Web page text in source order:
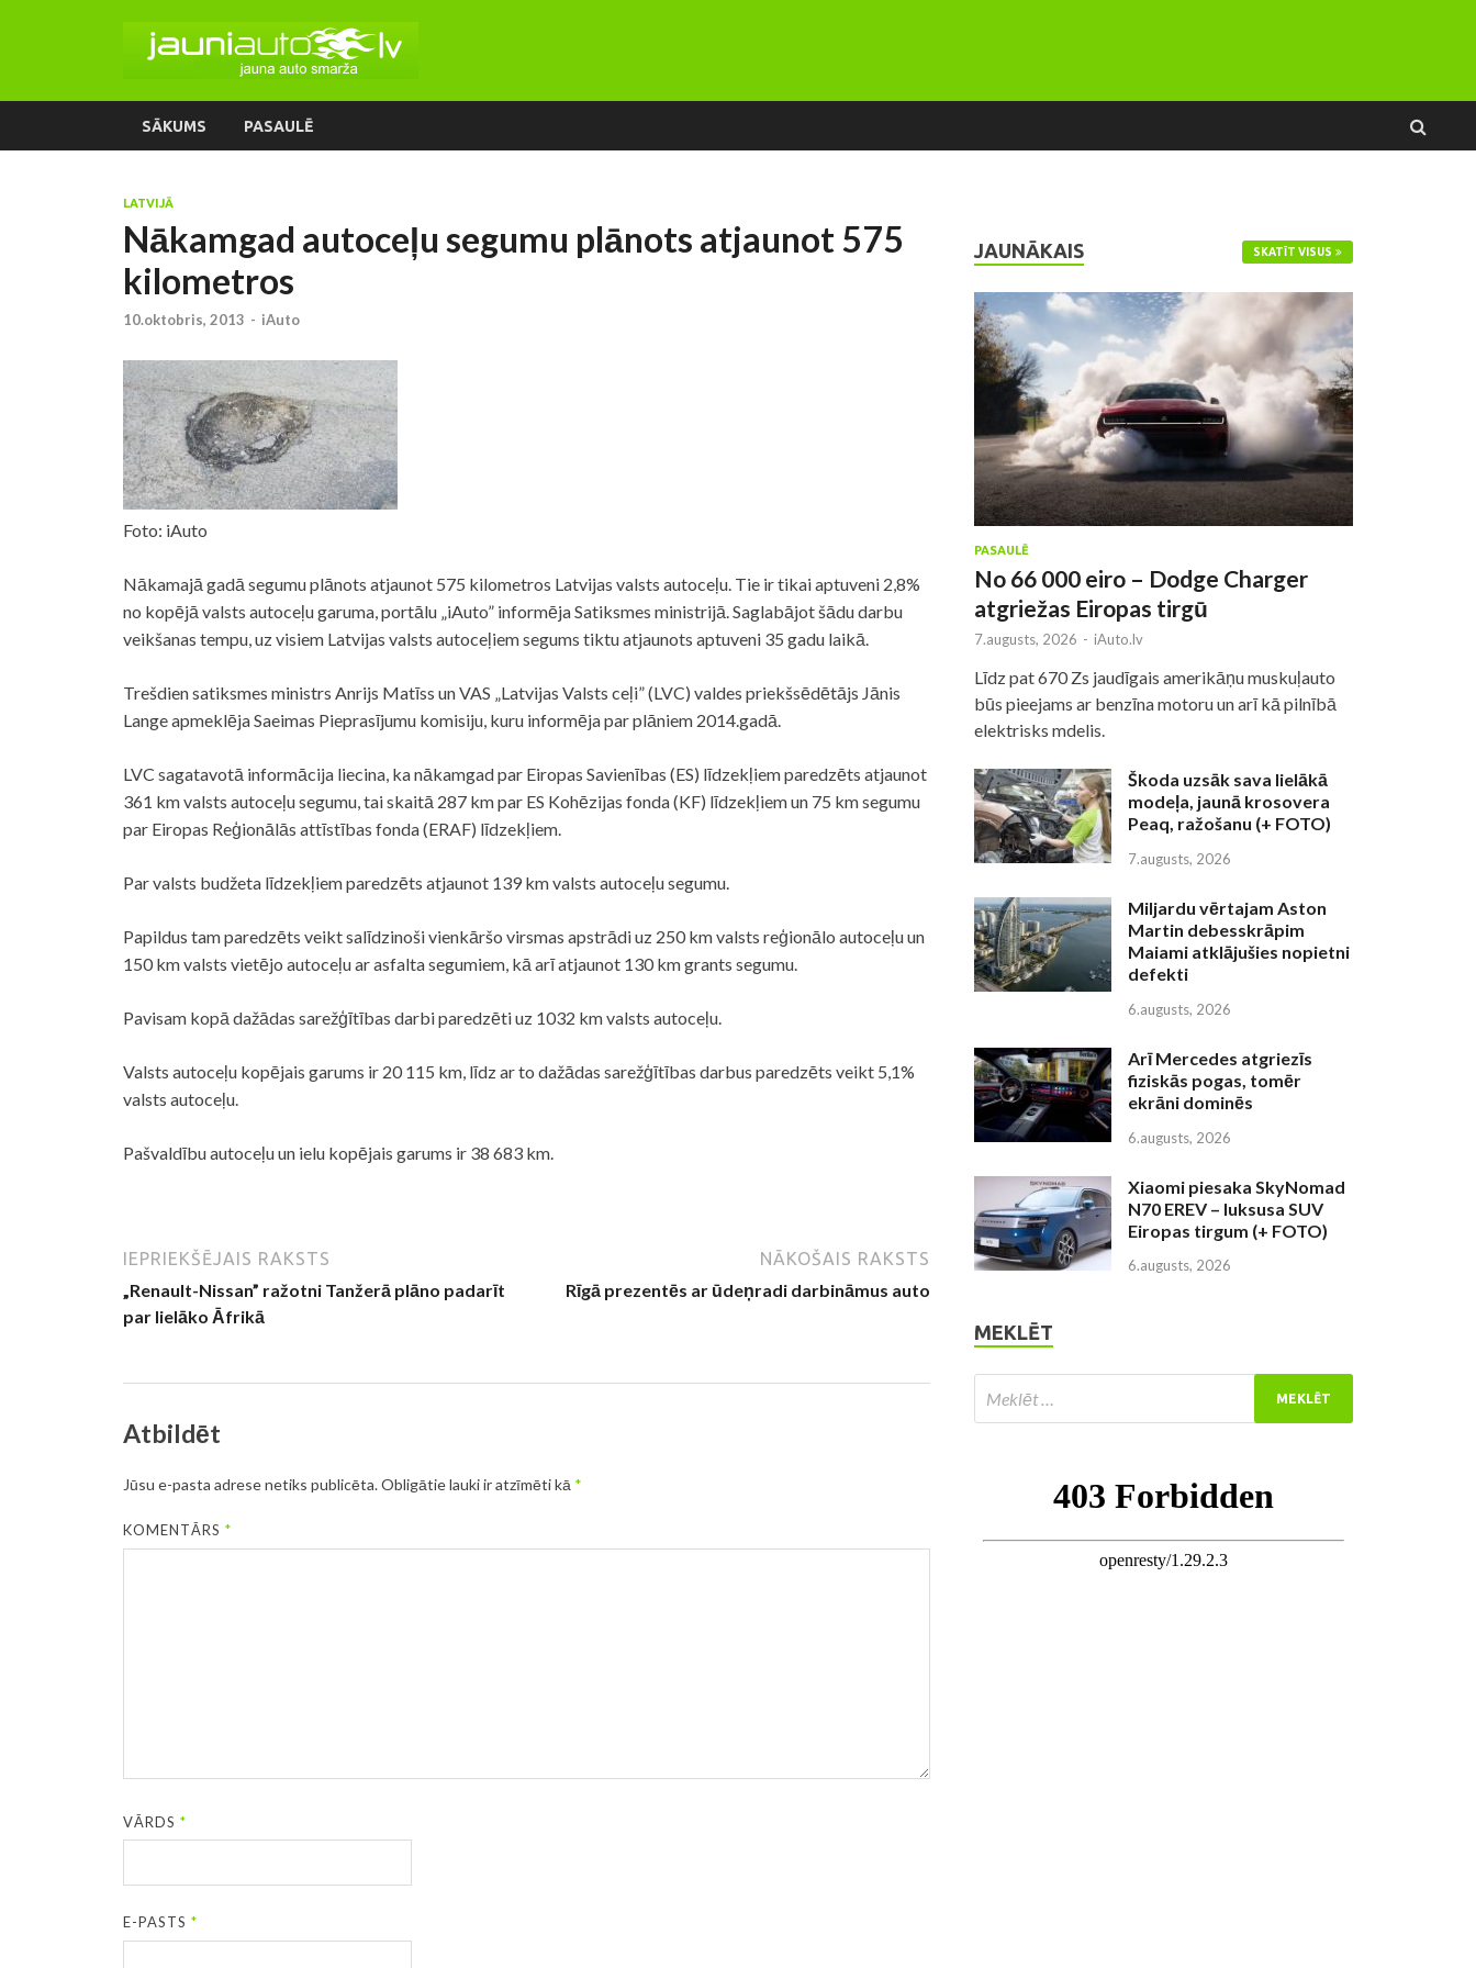
SĀKUMS PASAULĒ
LATVIJĀ
Nākamgad autoceļu segumu plānots atjaunot 575
kilometros
10.oktobris, 2013 - iAuto
Foto: iAuto
Nākamajā gadā segumu plānots atjaunot 575 kilometros Latvijas valsts autoceļu. Tie ir tikai aptuveni 2,8%
no kopējā valsts autoceļu garuma, portālu „iAuto” informēja Satiksmes ministrijā. Saglabājot šādu darbu
veikšanas tempu, uz visiem Latvijas valsts autoceļiem segums tiktu atjaunots aptuveni 35 gadu laikā.
Trešdien satiksmes ministrs Anrijs Matīss un VAS „Latvijas Valsts ceļi” (LVC) valdes priekšsēdētājs Jānis
Lange apmeklēja Saeimas Pieprasījumu komisiju, kuru informēja par plāniem 2014.gadā.
LVC sagatavotā informācija liecina, ka nākamgad par Eiropas Savienības (ES) līdzekļiem paredzēts atjaunot
361 km valsts autoceļu segumu, tai skaitā 287 km par ES Kohēzijas fonda (KF) līdzekļiem un 75 km segumu
par Eiropas Reģionālās attīstības fonda (ERAF) līdzekļiem.
Par valsts budžeta līdzekļiem paredzēts atjaunot 139 km valsts autoceļu segumu.
Papildus tam paredzēts veikt salīdzinoši vienkāršo virsmas apstrādi uz 250 km valsts reģionālo autoceļu un
150 km valsts vietējo autoceļu ar asfalta segumiem, kā arī atjaunot 130 km grants segumu.
Pavisam kopā dažādas sarežģītības darbi paredzēti uz 1032 km valsts autoceļu.
Valsts autoceļu kopējais garums ir 20 115 km, līdz ar to dažādas sarežģītības darbus paredzēts veikt 5,1%
valsts autoceļu.
Pašvaldību autoceļu un ielu kopējais garums ir 38 683 km.
IEPRIEKŠĒJAIS RAKSTS
„Renault-Nissan” ražotni Tanžerā plāno padarīt
par lielāko Āfrikā
NĀKOŠAIS RAKSTS
Rīgā prezentēs ar ūdeņradi darbināmus auto
Atbildēt
Jūsu e-pasta adrese netiks publicēta.Obligātie lauki ir atzīmēti kā *
KOMENTĀRS*
VĀRDS*
E-PASTS*
JAUNĀKAIS SKATĪT VISUS
PASAULĒ
No 66 000 eiro – Dodge Charger
atgriežas Eiropas tirgū
7.augusts, 2026 - iAuto.lv
Līdz pat 670 Zs jaudīgais amerikāņu muskuļauto
būs pieejams ar benzīna motoru un arī kā pilnībā
elektrisks mdelis.
Škoda uzsāk sava lielākā
modeļa, jaunā krosovera
Peaq, ražošanu (+ FOTO)
7.augusts, 2026
Miljardu vērtajam Aston
Martin debesskrāpim
Maiami atklājušies nopietni
defekti
6.augusts, 2026
Arī Mercedes atgriezīs
fiziskās pogas, tomēr
ekrāni dominēs
6.augusts, 2026
Xiaomi piesaka SkyNomad
N70 EREV – luksusa SUV
Eiropas tirgum (+ FOTO)
6.augusts, 2026
MEKLĒT